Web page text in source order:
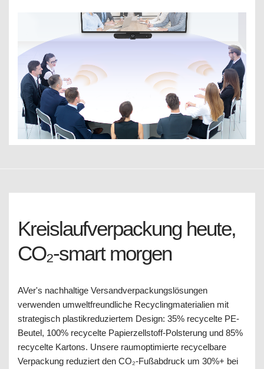
Kreislaufverpackung heute,
CO₂-smart morgen
AVer's nachhaltige Versandverpackungslösungen
verwenden umweltfreundliche Recyclingmaterialien mit
strategisch plastikreduziertem Design: 35% recycelte PE-
Beutel, 100% recycelte Papierzellstoff-Polsterung und 85%
recycelte Kartons. Unsere raumoptimierte recycelbare
Verpackung reduziert den CO₂-Fußabdruck um 30%+ bei